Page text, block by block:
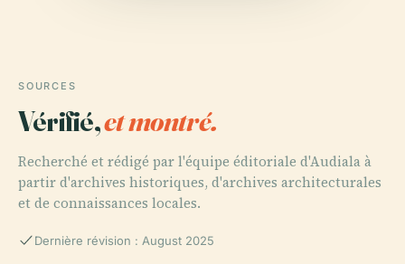
SOURCES
Vérifié,et montré.
Recherché et rédigé par l'équipe éditoriale d'Audiala à
partir d'archives historiques, d'archives architecturales
et de connaissances locales.
Dernière révision : August 2025